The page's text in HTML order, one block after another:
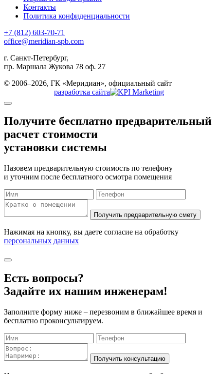
Контакты
Политика конфиденциальности
+7 (812) 603-70-71
office@meridian-spb.com
г. Санкт-Петербург,
пр. Маршала Жукова 78 оф. 27
© 2006–2026, ГК «Меридиан», официальный сайт
разработка сайта
Получите бесплатно предварительный
расчет стоимости
установки системы
Назовем предварительную стоимость по телефону
и уточним после бесплатного осмотра помещения
Нажимая на кнопку, вы даете согласие на обработку
персональных данных
Есть вопросы?
Задайте их нашим инженерам!
Заполните форму ниже – перезвоним в ближайшее время и
бесплатно проконсультируем.